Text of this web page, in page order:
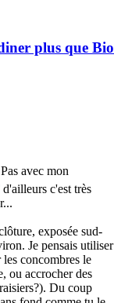
plus que Bio
avec mon
d'ailleurs c'est très
exposée sud-
Je pensais utiliser
concombres le
ou accrocher des
Du coup